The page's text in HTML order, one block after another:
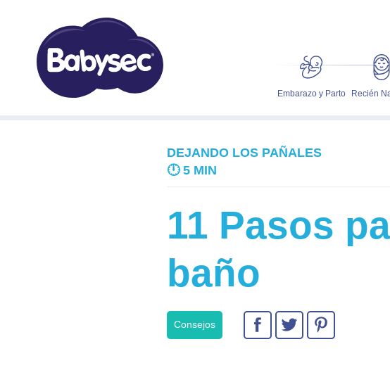
Embarazo y Parto Recién
DEJANDO LOS PAÑALES
🕛 5 MIN
11 Pasos
baño
Consejos